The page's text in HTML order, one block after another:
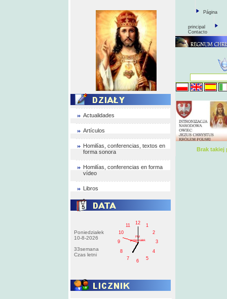
Actualidades
Artículos
Homilías, conferencias, textos en
forma sonora
Homilías, conferencias en forma
vídeo
Libros
Poniedziałek
10-8-2026
33semana
Czas letni
1
2
3
4
5
6
7
8
9
10
11
12
PM
poniedziałek
Página
principal
Contacto
Brak takiej